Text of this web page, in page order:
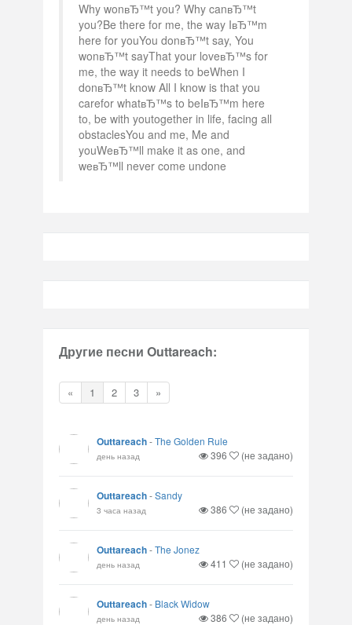
Why wonвЂ™t you? Why canвЂ™t
you?Be there for me, the way IвЂ™m
here for youYou donвЂ™t say, You
wonвЂ™t sayThat your loveвЂ™s for
me, the way it needs to beWhen I
donвЂ™t know All I know is that you
carefor whatвЂ™s to beIвЂ™m here
to, be with youtogether in life, facing all
obstaclesYou and me, Me and
youWeвЂ™ll make it as one, and
weвЂ™ll never come undone
Другие песни Outtareach:
« 1 2 3 »
Outtareach-The Golden Rule
день назад 396 (не задано)
Outtareach-Sandy
3 часа назад 386 (не задано)
Outtareach-The Jonez
день назад 411 (не задано)
Outtareach- Black Widow
день назад 386 (не задано)